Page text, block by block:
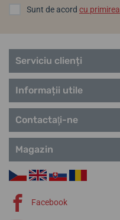
Sunt de acord cu primirea
Serviciu clienți
Informații utile
Contactaţi-ne
Magazin
Facebook